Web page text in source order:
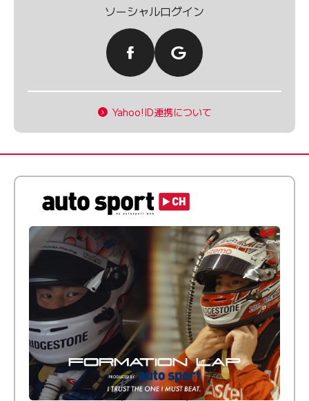
ソーシャルログイン
Yahoo!ID連携について
倒す相手を、信じてる。小林利徠斗 × 野村勇斗
【FORMATION LAP Produced by auto sport】
2026 Episode 2